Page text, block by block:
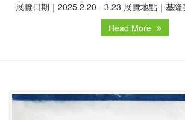
展覽日期｜2025.2.20 - 3.23 展覽地點｜基
Read More